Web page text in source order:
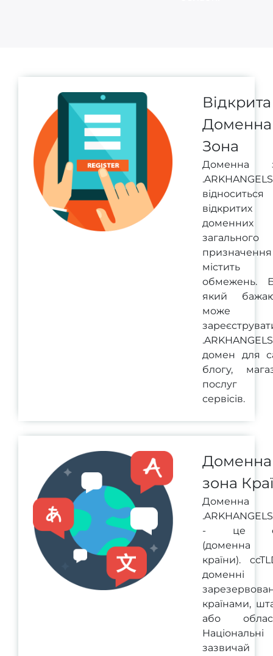
Відкрита
Доменна
Зона
Доменна
відкритих
доменних
загального
містить
обмежень.
який
може
домен для
блогу,
послуг
сервісів.
Доменна
зона
Доменна
- це
(доменна
країни).
доменні
країнами,
або
зазвичай